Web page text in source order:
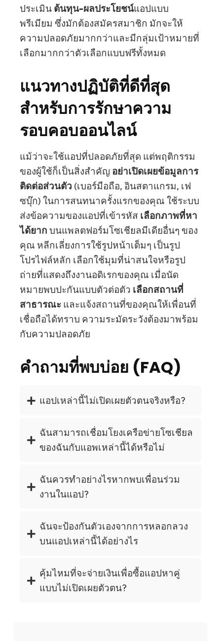
ประเมิน ต้นทุน-ผลประโยชน์แอปแบบ
พรีเมียม ซึ่งมักต้องสมัครสมาชิก มักจะให้
ความปลอดภัยมากกว่าและมีกลุ่มเป้าหมายที่
เลือกมากกว่าตัวเลือกแบบฟรีทั้งหมด
แนวทางปฏิบัติที่ดีที่สุด
สำหรับการรักษาความ
รอบคอบออนไลน์
แม้ว่าจะใช้แอปที่ปลอดภัยที่สุด แต่พฤติกรรม
ของผู้ใช้ก็เป็นสิ่งสำคัญ อย่าเปิดเผยข้อมูลการ
ติดต่อส่วนตัว (เบอร์มือถือ, อินสตาแกรม, เฟ
ซบุ๊ก) ในการสนทนาครั้งแรกของคุณ ใช้ระบบ
ส่งข้อความของแอปที่เข้ารหัส เลือกภาพที่หา
ได้ยาก บนแพลตฟอร์มโซเชียลมีเดียอื่นๆ ของ
คุณ หลีกเลี่ยงการใช้รูปหน้าเต็มๆ เป็นรูป
โปรไฟล์หลัก เลือกใช้มุมที่น่าสนใจหรือรูป
ถ่ายที่แสดงถึงงานอดิเรกของคุณ เมื่อนัด
หมายพบปะกันแบบตัวต่อตัว เลือกสถานที่
สาธารณะ และแจ้งสถานที่ของคุณให้เพื่อนที่
เชื่อถือได้ทราบ ความระมัดระวังต้องมาพร้อม
กับความปลอดภัย
คำถามที่พบบ่อย (FAQ)
แอปเหล่านี้ไม่เปิดเผยตัวตนจริงหรือ?
ฉันสามารถเชื่อมโยงเครือข่ายโซเชียล
ของฉันกับแอพเหล่านี้ได้หรือไม่
ฉันควรทำอย่างไรหากพบเพื่อนร่วม
งานในแอป?
ฉันจะป้องกันตัวเองจากการหลอกลวง
บนแอปเหล่านี้ได้อย่างไร
คุ้มไหมที่จะจ่ายเงินเพื่อซื้อแอปหาคู่
แบบไม่เปิดเผยตัวตน?